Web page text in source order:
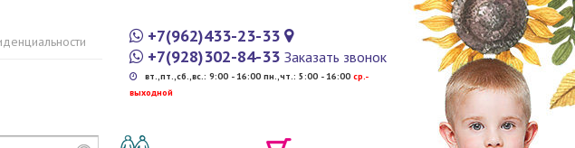
+7(962)433-23-33
+7(928)302-84-33 Заказать звонок
вт.,пт.,сб.,вс.: 9:00 - 16:00 пн.,чт.: 5:00 - 16:00 cр.-
выходной